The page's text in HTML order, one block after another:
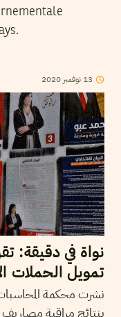
13 نوفمبر 2020
نواة في دقيقة:
تمويل الحملات
بنتائج مراقبة مصاريف